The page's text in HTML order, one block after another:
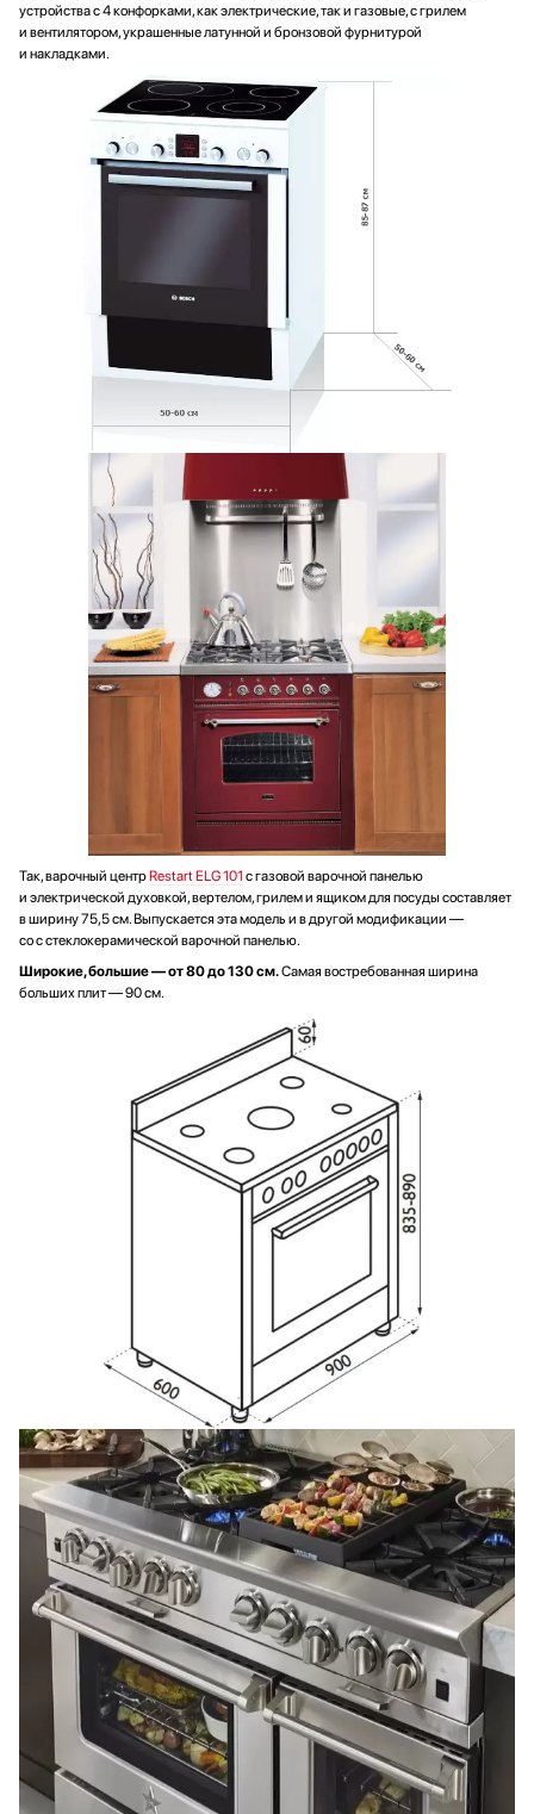
устройства с 4 конфорками, как электрические, так и газовые, с грилем
и вентилятором, украшенные латунной и бронзовой фурнитурой
и накладками.
Так, варочный центрRestart ELG 101 с газовой варочной панелью
и электрической духовкой, вертелом, грилем и ящиком для посуды составляет
в ширину 75,5 см. Выпускается эта модель и в другой модификации —
со с стеклокерамической варочной панелью.
Широкие, большие — от 80 до 130 см.Самая востребованная ширина
больших плит — 90 см.